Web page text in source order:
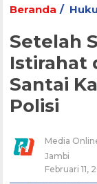
Beranda
Setelah
Istirahat
Santai
Polisi
Media
Jambi
Februari 11,